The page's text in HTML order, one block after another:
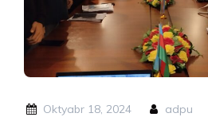
Oktyabr 18, 2024 adpu